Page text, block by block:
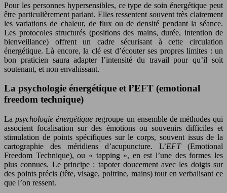
Pour les personnes hypersensibles, ce type de soin énergétique peut
être particulièrement parlant. Elles ressentent souvent très clairement
les variations de chaleur, de flux ou de densité pendant la séance.
Les protocoles structurés (positions des mains, durée, intention de
bienveillance) offrent un cadre sécurisant à cette circulation
énergétique. Là encore, la clé est d’écouter ses propres limites : un
bon praticien saura adapter l’intensité du travail pour qu’il soit
soutenant, et non envahissant.
La psychologie énergétique et l’EFT (emotional
freedom technique)
Lapsychologie énergétique regroupe un ensemble de méthodes qui
associent focalisation sur des émotions ou souvenirs difficiles et
stimulation de points spécifiques sur le corps, souvent issus de la
cartographie des méridiens d’acupuncture. L’EFT(Emotional
Freedom Technique), ou « tapping », en est l’une des formes les
plus connues. Le principe : tapoter doucement avec les doigts sur
des points précis (tête, visage, poitrine, mains) tout en verbalisant ce
que l’on ressent.